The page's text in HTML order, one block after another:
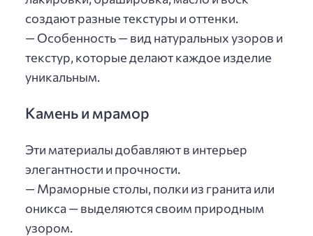
создают разные текстуры и оттенки.
— Особенность — вид натуральных узоров и
текстур, которые делают каждое изделие
уникальным.
Камень и мрамор
Эти материалы добавляют в интерьер
элегантности и прочности.
— Мраморные столы, полки из гранита или
оникса — выделяются своим природным
узором.